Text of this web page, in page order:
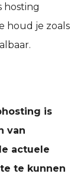
hosting
houd je zoals
is
van
actuele
te kunnen